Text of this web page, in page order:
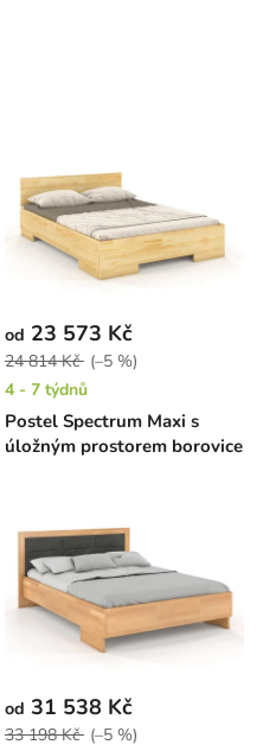
Postel Spectrum Maxi s
úložným prostorem borovice
od 23 573 Kč
24 814 Kč (–5 %)
4 - 7 týdnů
od 31 538 Kč
33 198 Kč (–5 %)